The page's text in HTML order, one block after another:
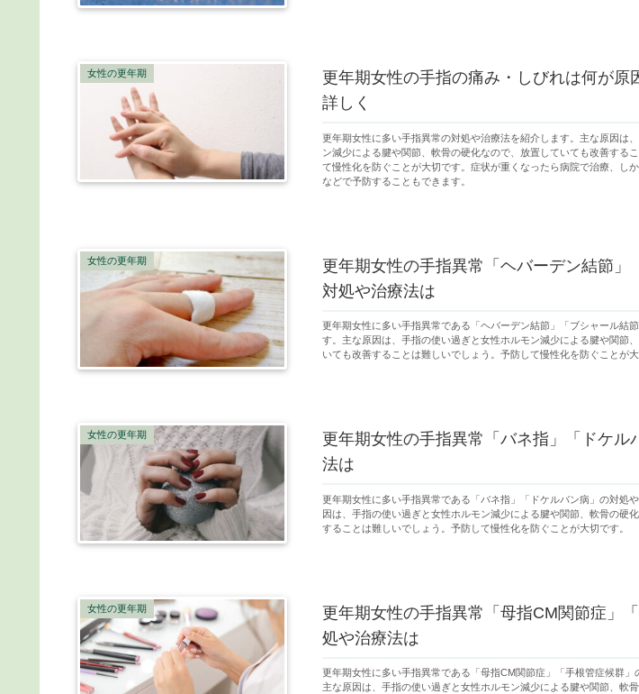
女性の更年期
更年期女性の手指の痛み・しびれは何が原
詳しく
更年期女性に多い手指異常の対処や治療法を紹介します。主な原因は
ン減少による腱や関節、軟骨の硬化なので、放置していても改善する
て慢性化を防ぐことが大切です。症状が重くなったら病院で治療、し
などで予防することもできます。
女性の更年期
更年期女性の手指異常「ヘバーデン結節」
対処や治療法は
更年期女性に多い手指異常である「ヘバーデン結節」「ブシャール結
す。主な原因は、手指の使い過ぎと女性ホルモン減少による腱や関節
いても改善することは難しいでしょう。予防して慢性化を防ぐことが大
女性の更年期
更年期女性の手指異常「バネ指」「ドケル
法は
更年期女性に多い手指異常である「バネ指」「ドケルバン病」の対処
因は、手指の使い過ぎと女性ホルモン減少による腱や関節、軟骨の硬
することは難しいでしょう。予防して慢性化を防ぐことが大切です。
女性の更年期
更年期女性の手指異常「母指CM関節症」
処や治療法は
更年期女性に多い手指異常である「母指CM関節症」「手根管症候群」
主な原因は、手指の使い過ぎと女性ホルモン減少による腱や関節、軟